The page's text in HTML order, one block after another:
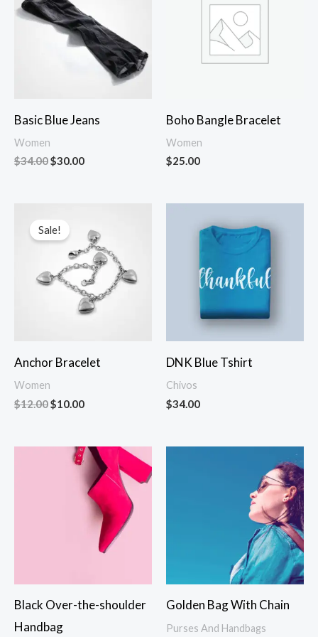
Basic Blue Jeans
Women
$34.00Original
$30.00Current
Boho Bangle Bracelet
Women
$25.00
Sale!
Anchor Bracelet
Women
$12.00Original
$12.00.
$10.00Current
$10.00.
DNK Blue Tshirt
Chivos
$34.00
Black Over-the-shoulder
Handbag
Golden Bag With Chain
Purses And Handbags